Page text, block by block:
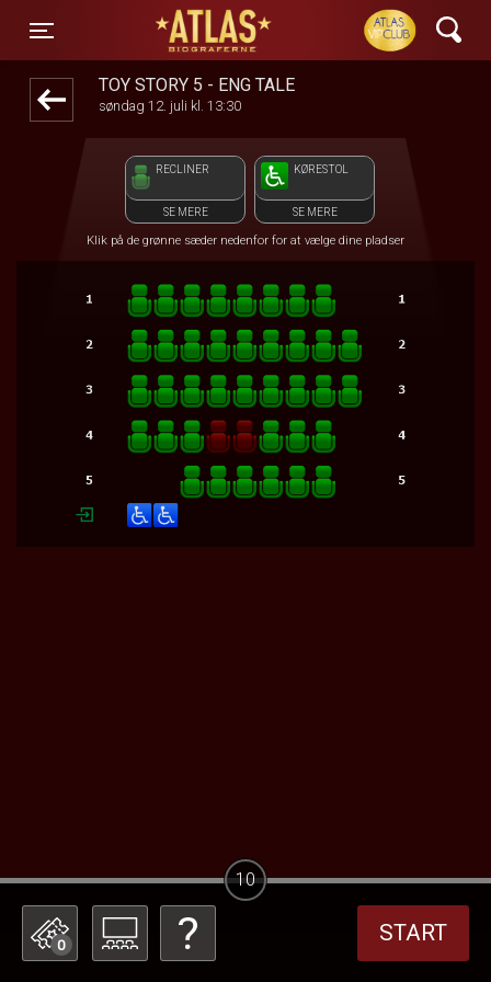
Toggle navigation
ATLAS Biograferne
TOY STORY 5 - ENG TALE
søndag 12. juli kl. 13:30
RECLINER
SE MERE
KØRESTOL
SE MERE
Klik på de grønne sæder nedenfor for at vælge dine pladser
0 START
10
front05-temp 111044